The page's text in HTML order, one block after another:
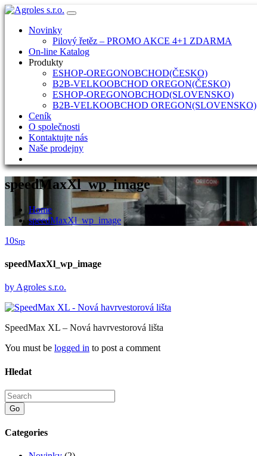
Skip
contentNovinky
Pilový řetěz – PROMO AKCE 4+1 ZDARMA
On-line Katalog
Produkty
ESHOP-OREGONOBCHOD(ČESKO)
B2B-VELKOOBCHOD OREGON(ČESKO)
ESHOP-OREGONOBCHOD(SLOVENSKO)
B2B-VELKOOBCHOD OREGON(SLOVENSKO)
Ceník
O společnosti
Kontaktujte nás
Naše prodejny
speedMaxXl_wp_image
Home
speedMaxXl_wp_image
10Srp
speedMaxXl_wp_image
by Agroles s.r.o.
SpeedMax XL – Nová havrvestorová lišta
You must be logged in to post a comment
Hledat
Go
Categories